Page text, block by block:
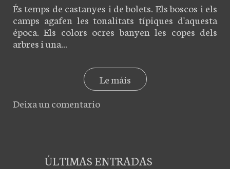
És temps de castanyes i de bolets. Els boscos i els
camps agafen les tonalitats típiques d'aquesta
época. Els colors ocres banyen les copes dels
arbres i una...
Le máis
Deixa un comentario
ÚLTIMAS ENTRADAS